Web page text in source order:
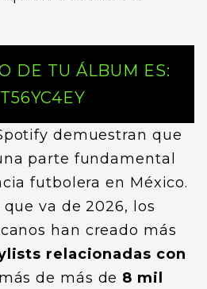
DE TU ÁLBUM ES:
T56YC4EY
demuestran que
parte fundamental
futbolera en México.
va de 2026, los
han creado más
relacionadas con
de más de 8 mil